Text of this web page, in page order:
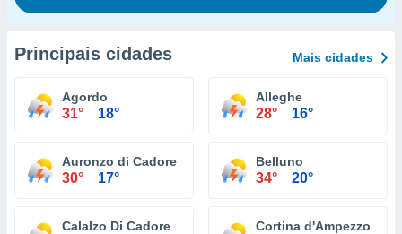
Principais cidades Mais cidades
Agordo
31° 18°
Alleghe
28° 16°
Auronzo di Cadore
30° 17°
Belluno
34° 20°
Calalzo Di Cadore Cortina d'Ampezzo